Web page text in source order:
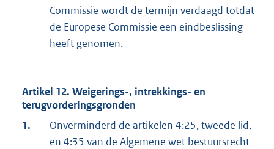
Commissie wordt de termijn verdaagd totdat
de Europese Commissie een eindbeslissing
heeft genomen.
Artikel 12. Weigerings-, intrekkings- en
terugvorderingsgronden
1.
Onverminderd de artikelen 4:25, tweede lid,
en 4:35 van de Algemene wet bestuursrecht